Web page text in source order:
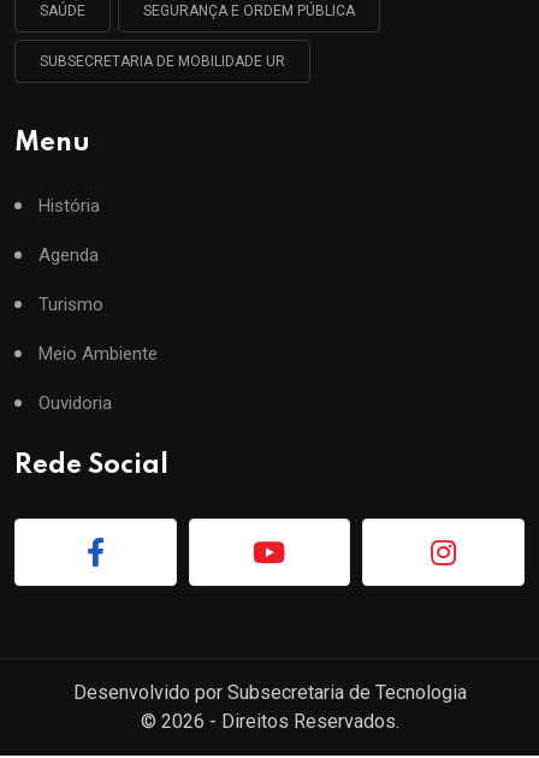
SAÚDE SEGURANÇA E ORDEM PÚBLICA
SUBSECRETARIA DE MOBILIDADE UR
Menu
História
Agenda
Turismo
Meio Ambiente
Ouvidoria
Rede Social
Desenvolvido por Subsecretaria de Tecnologia
© 2026 - Direitos Reservados.